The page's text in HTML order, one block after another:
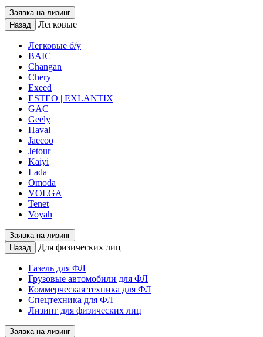
Заявка на лизинг
Назад
Легковые
Легковые б/у
BAIC
Changan
Chery
Exeed
ESTEO | EXLANTIX
GAC
Geely
Haval
Jaecoo
Jetour
Kaiyi
Lada
Omoda
VOLGA
Tenet
Voyah
Заявка на лизинг
Назад
Для физических лиц
Газель для ФЛ
Грузовые автомобили для ФЛ
Коммерческая техника для ФЛ
Спецтехника для ФЛ
Лизинг для физических лиц
Заявка на лизинг